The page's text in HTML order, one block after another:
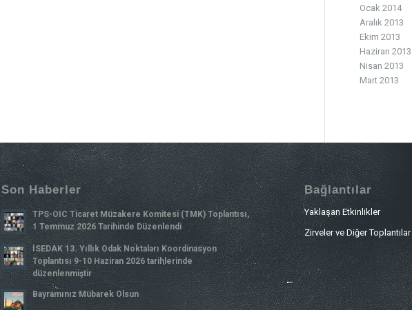
Ocak 2014
Aralık 2013
Ekim 2013
Haziran 2013
Nisan 2013
Mart 2013
Son Haberler
TPS-OIC Ticaret Müzakere Komitesi (TMK) Toplantısı,
1 Temmuz 2026 Tarihinde Düzenlendi
İSEDAK 13. Yıllık Odak Noktaları Koordinasyon
Toplantısı 9-10 Haziran 2026 tarihlerinde
düzenlenmiştir
Bayramınız Mübarek Olsun
Bağlantılar
Yaklaşan Etkinlikler
Zirveler ve Diğer Toplantılar